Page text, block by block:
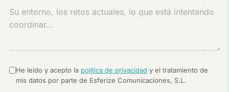
He leído y acepto la política de privacidad y el tratamiento de
mis datos por parte de Esferize Comunicaciones, S.L.